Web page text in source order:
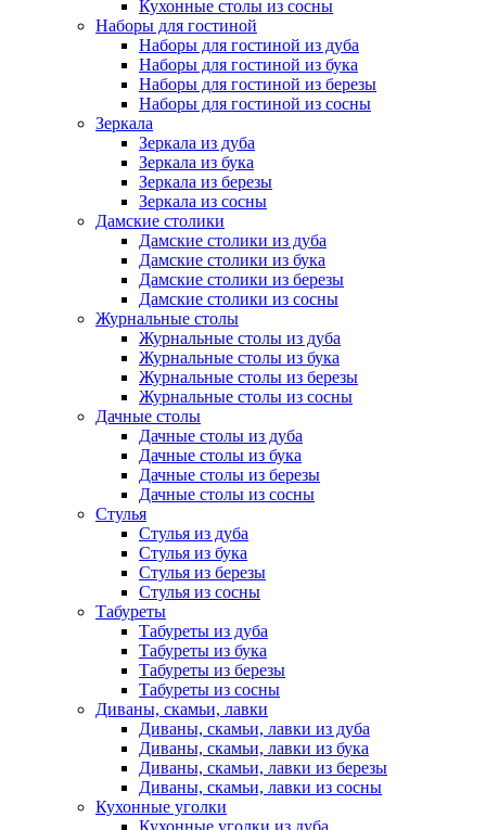
Кухонные столы из сосны
Наборы для гостиной
Наборы для гостиной из дуба
Наборы для гостиной из бука
Наборы для гостиной из березы
Наборы для гостиной из сосны
Зеркала
Зеркала из дуба
Зеркала из бука
Зеркала из березы
Зеркала из сосны
Дамские столики
Дамские столики из дуба
Дамские столики из бука
Дамские столики из березы
Дамские столики из сосны
Журнальные столы
Журнальные столы из дуба
Журнальные столы из бука
Журнальные столы из березы
Журнальные столы из сосны
Дачные столы
Дачные столы из дуба
Дачные столы из бука
Дачные столы из березы
Дачные столы из сосны
Стулья
Стулья из дуба
Стулья из бука
Стулья из березы
Стулья из сосны
Табуреты
Табуреты из дуба
Табуреты из бука
Табуреты из березы
Табуреты из сосны
Диваны, скамьи, лавки
Диваны, скамьи, лавки из дуба
Диваны, скамьи, лавки из бука
Диваны, скамьи, лавки из березы
Диваны, скамьи, лавки из сосны
Кухонные уголки
Кухонные уголки из дуба